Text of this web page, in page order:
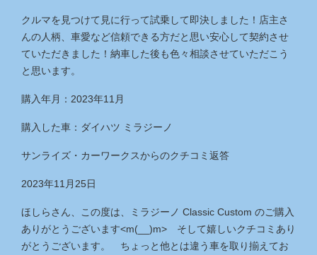
クルマを見つけて見に行って試乗して即決しました！店主さ
んの人柄、車愛など信頼できる方だと思い安心して契約させ
ていただきました！納車した後も色々相談させていただこう
と思います。
購入年月：2023年11月
購入した車：ダイハツ ミラジーノ
サンライズ・カーワークスからのクチコミ返答
2023年11月25日
ほしらさん、この度は、ミラジーノ Classic Custom のご購入
ありがとうございます<m(__)m> そして嬉しいクチコミあり
がとうございます。 ちょっと他とは違う車を取り揃えてお